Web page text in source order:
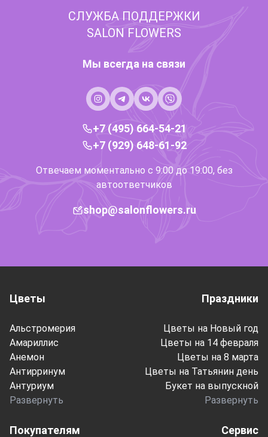
СЛУЖБА ПОДДЕРЖКИ
SALON FLOWERS
Мы всегда на связи
+7 (495) 664-54-21
+7 (929) 648-61-92
Отвечаем моментально с 9:00 до 19:00, без
автоответчиков
shop@salonflowers.ru
Покупателям Сервис
Цветы
Альстромерия
Амариллис
Анемон
Антирринум
Антуриум
Развернуть
Праздники
Цветы на Новый год
Цветы на 14 февраля
Цветы на 8 марта
Цветы на Татьянин день
Букет на выпускной
Развернуть